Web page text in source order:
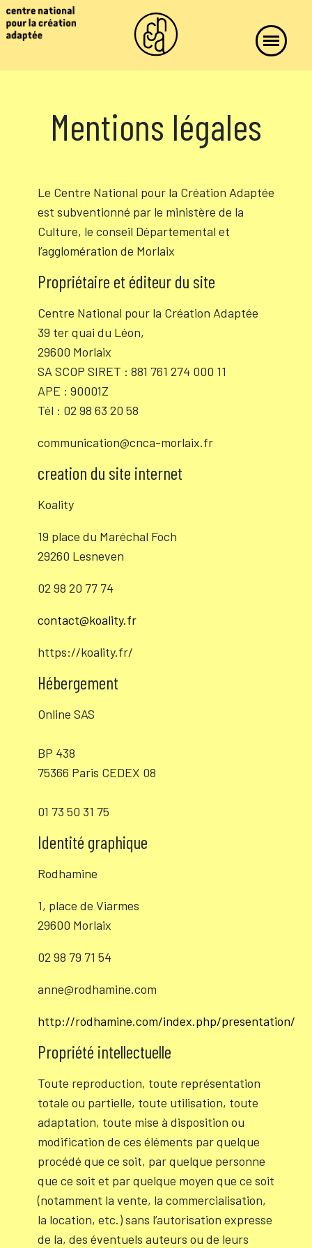
Mentions légales
Le Centre National pour la Création Adaptée
est subventionné par le ministère de la
Culture, le conseil Départemental et
l’agglomération de Morlaix
Propriétaire et éditeur du site
Centre National pour la Création Adaptée
39 ter quai du Léon,
29600 Morlaix
SA SCOP SIRET : 881 761 274 000 11
APE : 90001Z
Tél : 02 98 63 20 58
communication@cnca-morlaix.fr
creation du site internet
Koality
19 place du Maréchal Foch
29260 Lesneven
02 98 20 77 74
contact@koality.fr
https://koality.fr/
Hébergement
Online SAS
BP 438
75366 Paris CEDEX 08
01 73 50 31 75
Identité graphique
Rodhamine
1, place de Viarmes
29600 Morlaix
02 98 79 71 54
anne@rodhamine.com
http://rodhamine.com/index.php/presentation/
Propriété intellectuelle
Toute reproduction, toute représentation
totale ou partielle, toute utilisation, toute
adaptation, toute mise à disposition ou
modification de ces éléments par quelque
procédé que ce soit, par quelque personne
que ce soit et par quelque moyen que ce soit
(notamment la vente, la commercialisation,
la location, etc.) sans l’autorisation expresse
de la, des éventuels auteurs ou de leurs